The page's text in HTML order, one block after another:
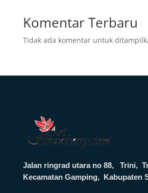
Komentar Terbaru
Tidak ada komentar untuk
Jalan ringrad utara no 88, Trini,
Kecamatan Gamping, Kabupaten